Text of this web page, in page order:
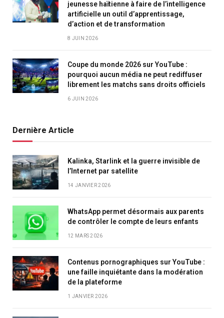
jeunesse haïtienne à faire de l’intelligence
artificielle un outil d’apprentissage,
d’action et de transformation
8 JUIN 2026
Coupe du monde 2026 sur YouTube :
pourquoi aucun média ne peut rediffuser
librement les matchs sans droits officiels
6 JUIN 2026
Dernière Article
Kalinka, Starlink et la guerre invisible de
l’Internet par satellite
14 JANVIER 2026
WhatsApp permet désormais aux parents
de contrôler le compte de leurs enfants
12 MARS 2026
Contenus pornographiques sur YouTube :
une faille inquiétante dans la modération
de la plateforme
1 JANVIER 2026